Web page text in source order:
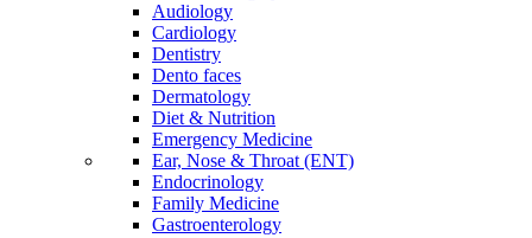
Audiology
Cardiology
Dentistry
Dento faces
Dermatology
Diet & Nutrition
Emergency Medicine
Ear, Nose & Throat (ENT)
Endocrinology
Family Medicine
Gastroenterology